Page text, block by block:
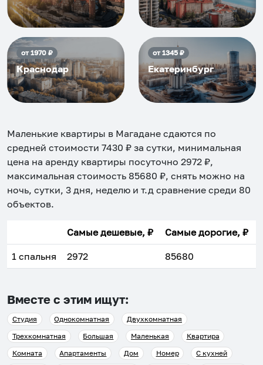
от1970₽
Краснодар
от1345₽
Екатеринбург
Маленькие квартиры в Магадане сдаются по
средней стоимости 7430 ₽ за сутки, минимальная
цена на аренду квартиры посуточно 2972 ₽,
максимальная стоимость 85680 ₽, снять можно на
ночь, сутки, 3 дня, неделю и т.д сравнение среди 80
объектов.
Самые дешевые, ₽ Самые дорогие, ₽
1 спальня 2972 85680
Вместе с этим ищут:
Студия Однокомнатная
Двухкомнатная
Трехкомнатная
Большая Маленькая
Квартира
Комната
Апартаменты Дом Номер
С кухней